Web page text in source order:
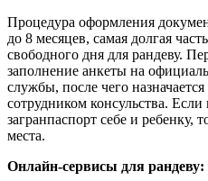
Процедура оформления
до 8 месяцев, самая долгая
свободного дня для рандеву.
заполнение анкеты на
службы, после чего
сотрудником консульства. Если
загранпаспорт себе и ребенку,
места.
Онлайн-сервисы для рандеву: